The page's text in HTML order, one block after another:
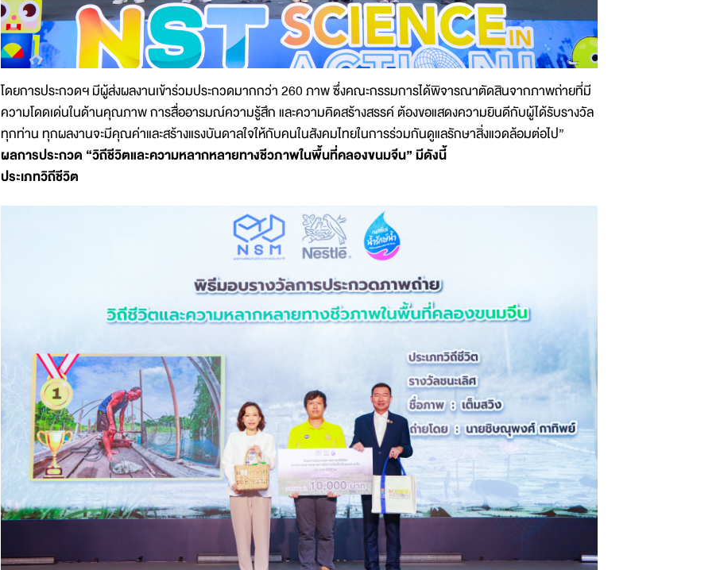
โดยการประกวดฯ มีผู้ส่งผลงานเข้าร่วมประกวดมากกว่า 260 ภาพ ซึ่งคณะกรรมการได้พิจารณาตัดสินจากภาพถ่ายที่มี
ความโดดเด่นในด้านคุณภาพ การสื่ออารมณ์ความรู้สึก และความคิดสร้างสรรค์ ต้องขอแสดงความยินดีกับผู้ได้รับรางวัล
ทุกท่าน ทุกผลงานจะมีคุณค่าและสร้างแรงบันดาลใจให้กับคนในสังคมไทยในการร่วมกันดูแลรักษาสิ่งแวดล้อมต่อไป”
ผลการประกวด “วิถีชีวิตและความหลากหลายทางชีวภาพในพื้นที่คลองขนมจีน” มีดังนี้
ประเภทวิถีชีวิต